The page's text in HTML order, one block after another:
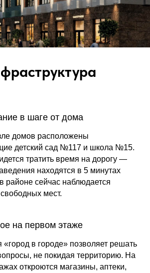
в шаге от дома
домов расположены
детский сад №117 и школа №15.
тратить время на дорогу —
находятся в 5 минутах
районе сейчас наблюдается
мест.
на первом этаже
«город в городе» позволяет решать
не покидая территорию. На
откроются магазины, аптеки,